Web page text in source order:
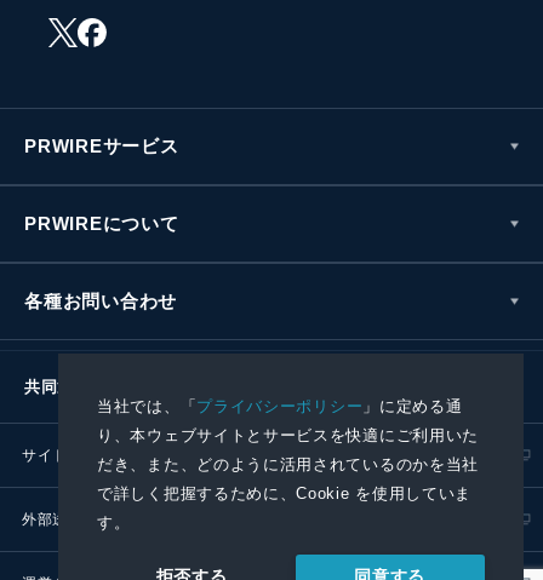
当社では、「プライバシーポリシー 」に定める通
り、本ウェブサイトとサービスを快適にご利用いた
だき、また、どのように活用されているのかを当社
で詳しく把握するために、Cookie を使用していま
す。
同意する
PRWIREサービス
PRWIREについて
各種お問い合わせ
共同通信社グループ
サイトポリシー プライバシーポリシー
外部送信ポリシー